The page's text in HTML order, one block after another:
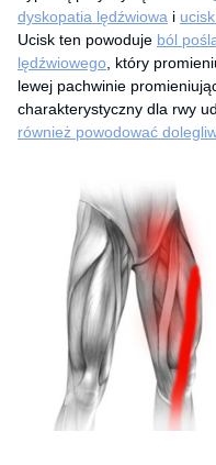
dyskopatia lędźwiowa i
Ucisk ten powoduje ból
lędźwiowego , który
lewej pachwinie
charakterystyczny dla rwy
również powodować